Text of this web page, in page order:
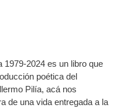
1979-2024 es un libro que
poética del
Pilía, acá nos
de una vida entregada a la